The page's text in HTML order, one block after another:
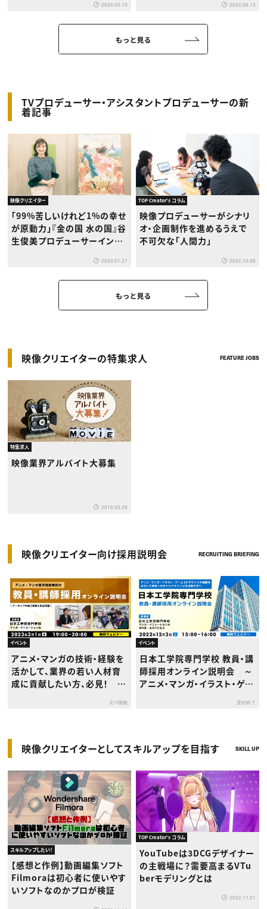
かもしれない。だからこだわる
ことを諦めない。
2024.05.10 2022.06.13
TVプロデューサー・アシスタントプロデューサーの新
着記事
映像クリエイター
「99%苦しいけれど1%の幸せ
が原動力」『金の国 水の国』谷
生俊美プロデューサーインタ
2023.01.27
TOP Creator's コラム
映像プロデューサーがシナリ
オ・企画制作を進めるうえで
不可欠な「人間力」
2022.10.06
映像クリエイターの特集求人 FEATURE JOBS
特集求人
映像業界アルバイト大募集
2018.03.28
映像クリエイター向け採用説明会 RECRUITING BRIEFING
イベント
アニメ・マンガの技術・経験を
活かして、業界の若い人材育
成に貢献したい方、必見！ 教
専門学校 教員・講師採用オン
2/1開催
イベント
日本工学院専門学校 教員・講
師採用オンライン説明会 ～
アニメ・マンガ・イラスト・ゲー
て教育へのキャリアチェンジ
受付終了
映像クリエイターとしてスキルアップを目指す SKILL UP
スキルアップしたい！
【感想と作例】動画編集ソフト
Filmoraは初心者に使いやす
いソフトなのかプロが検証
TOP Creator's コラム
YouTubeは3DCGデザイナー
の主戦場に？需要高まるVTu
berモデリングとは
2022.11.01